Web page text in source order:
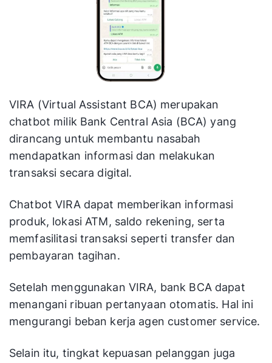
VIRA (Virtual Assistant BCA) merupakan
chatbot milik Bank Central Asia (BCA) yang
dirancang untuk membantu nasabah
mendapatkan informasi dan melakukan
transaksi secara digital.
Chatbot VIRA dapat memberikan informasi
produk, lokasi ATM, saldo rekening, serta
memfasilitasi transaksi seperti transfer dan
pembayaran tagihan.
Setelah menggunakan VIRA, bank BCA dapat
menangani ribuan pertanyaan otomatis. Hal ini
mengurangi beban kerja agen customer service.
Selain itu, tingkat kepuasan pelanggan juga